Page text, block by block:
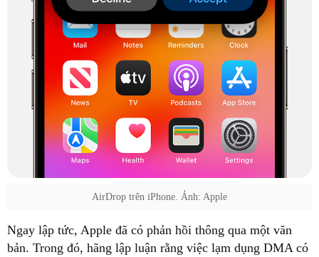
AirDrop trên iPhone. Ảnh: Apple
Ngay lập tức, Apple đã có phản hồi thông qua một văn
bản. Trong đó, hãng lập luận rằng việc lạm dụng DMA có